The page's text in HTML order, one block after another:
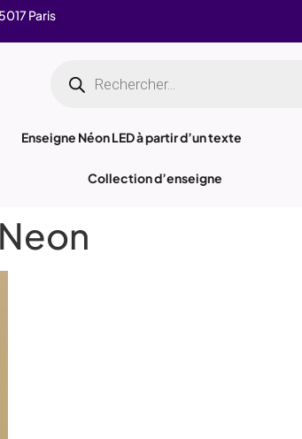
Paris
Enseigne Néon LED à partir d’un texte
Collection d’enseigne